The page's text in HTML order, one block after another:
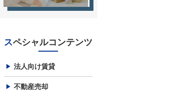
スペシャルコンテンツ
法人向け賃貸
不動産売却